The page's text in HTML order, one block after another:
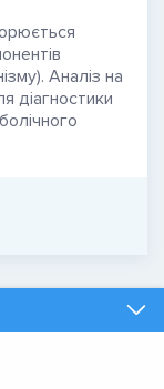
Аналіз на
діагностики